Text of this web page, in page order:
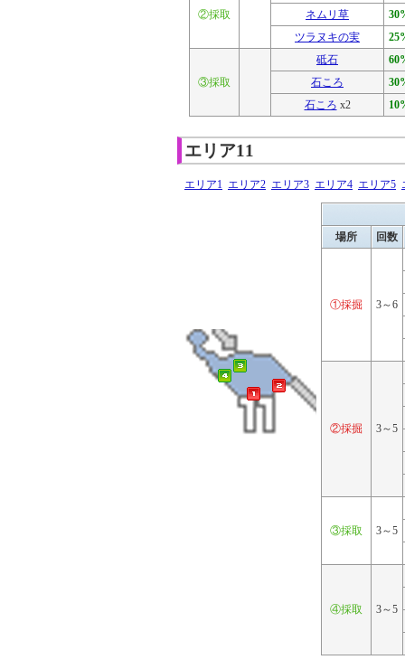
②採取
ネムリ草
ツラヌキの実
③採取
砥石
石ころ
石ころ x2
エリア11
エリア1 エリア2 エリア3 エリア4 エリア5
場所 回数
①採掘 3～6
②採掘 3～5
③採取 3～5
④採取 3～5